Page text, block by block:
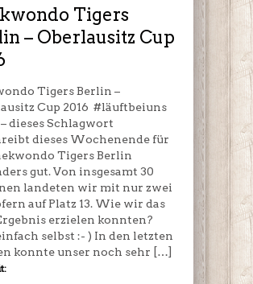
Oberlausitz
Cup
2016
Tigers
– Oberlausitz Cup
Tigers Berlin –
Cup 2016 #läuftbeiuns
dieses Schlagwort
dieses Wochenende für
Tigers Berlin
gut. Von insgesamt 30
landeten wir mit nur zwei
auf Platz 13. Wie wir das
erzielen konnten?
selbst :- ) In den letzten
konnte unser noch sehr […]